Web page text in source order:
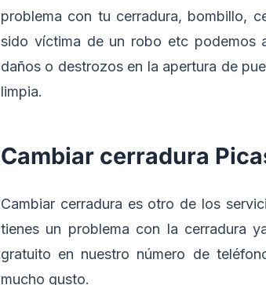
problema con tu cerradura, bombillo,
sido víctima de un robo etc podemos
daños o destrozos en la apertura de
limpia.
Cambiar cerradura
Cambiar cerradura es otro de los
tienes un problema con la cerradura
gratuito en nuestro número de
mucho gusto.